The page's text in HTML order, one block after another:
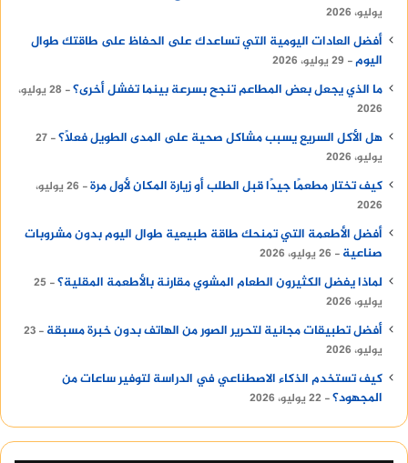
يوليو، 2026
أفضل العادات اليومية التي تساعدك على الحفاظ على طاقتك طوال
اليوم
29 يوليو، 2026
ما الذي يجعل بعض المطاعم تنجح بسرعة بينما تفشل أخرى؟
28 يوليو،
2026
هل الأكل السريع يسبب مشاكل صحية على المدى الطويل فعلًا؟ 27
يوليو، 2026
كيف تختار مطعمًا جيدًا قبل الطلب أو زيارة المكان لأول مرة
26 يوليو،
2026
أفضل الأطعمة التي تمنحك طاقة طبيعية طوال اليوم بدون مشروبات
صناعية
26 يوليو، 2026
لماذا يفضل الكثيرون الطعام المشوي مقارنة بالأطعمة المقلية؟
25
يوليو، 2026
أفضل تطبيقات مجانية لتحرير الصور من الهاتف بدون خبرة مسبقة
23
يوليو، 2026
كيف تستخدم الذكاء الاصطناعي في الدراسة لتوفير ساعات من
المجهود؟ 22 يوليو، 2026